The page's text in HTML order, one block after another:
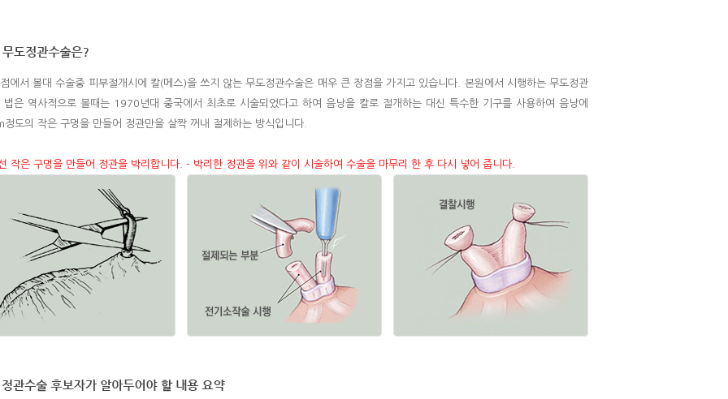
에서 볼대 수술중 피부절개시에 칼(메스)을 쓰지 않는 무도정관수술은 매우 큰 장점을 가지고 있습니다. 본원에서 시행하는 무도정관
법은 역사적으로 볼때는 1970년대 중국에서 최초로 시술되었다고 하여 음낭을 칼로 절개하는 대신 특수한 기구를 사용하여 음낭에
정도의 작은 구멍을 만들어 정관만을 살짝 꺼내 절제하는 방식입니다.
작은 구멍을 만들어 정관을 박리합니다. - 박리한 정관을 위와 같이 시술하여 수술을 마무리 한 후 다시 넣어 줍니다.